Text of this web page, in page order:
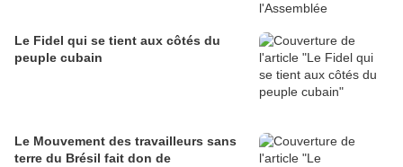
Le Fidel qui se tient aux côtés du
peuple cubain
Le Mouvement des travailleurs sans
terre du Brésil fait don de